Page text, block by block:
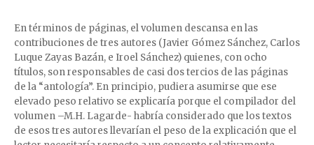
En términos de páginas, el volumen descansa en las
contribuciones de tres autores (Javier Gómez Sánchez, Carlos
Luque Zayas Bazán, e Iroel Sánchez) quienes, con ocho
títulos, son responsables de casi dos tercios de las páginas
de la “antología”. En principio, pudiera asumirse que ese
elevado peso relativo se explicaría porque el compilador del
volumen –M.H. Lagarde- habría considerado que los textos
de esos tres autores llevarían el peso de la explicación que el